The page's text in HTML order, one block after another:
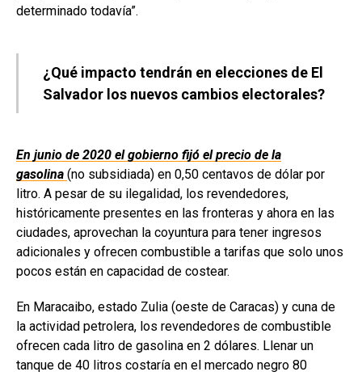
determinado todavía”.
¿Qué impacto tendrán en elecciones de El
Salvador los nuevos cambios electorales?
En junio de 2020 el gobierno fijó el precio de la
gasolina (no subsidiada) en 0,50 centavos de dólar por
litro. A pesar de su ilegalidad, los revendedores,
históricamente presentes en las fronteras y ahora en las
ciudades, aprovechan la coyuntura para tener ingresos
adicionales y ofrecen combustible a tarifas que solo unos
pocos están en capacidad de costear.
En Maracaibo, estado Zulia (oeste de Caracas) y cuna de
la actividad petrolera, los revendedores de combustible
ofrecen cada litro de gasolina en 2 dólares. Llenar un
tanque de 40 litros costaría en el mercado negro 80